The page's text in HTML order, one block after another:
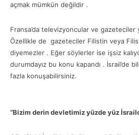
açmak mümkün değildir .
Fransa’da televizyoncular ve gazeteciler
Özellikle de gazeteciler Filistin veya
diyemezler . Eğer söylerler ise işsiz
durumdayız bu konu kapandı . İsrail’de
fazla konuşabilirsiniz.
“Bizim derin devletimiz yüzde yüz